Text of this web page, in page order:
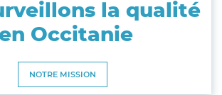
la qualité
Occitanie
NOTRE MISSION